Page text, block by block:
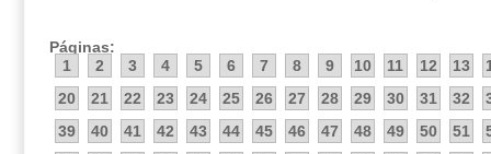
Páginas:
1
2 3 4 5 6 7 8 9 10 11 12 13
20
21 22 23 24 25 26 27 28 29 30 31 32
39
40 41 42 43 44 45 46 47 48 49 50 51